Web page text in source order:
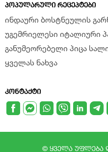
ᲞᲝᲞᲣᲚᲐᲠᲣᲚᲘ ᲠᲔᲪᲔᲞᲢᲔᲑᲘ
ინდაური ბოსტნეულის
უგემრიელესი იტალიური
განუმეორებელი პიცა
ყველას ნახვა
ᲙᲝᲜᲢᲐᲥᲢᲘ
© ყველა უფლება